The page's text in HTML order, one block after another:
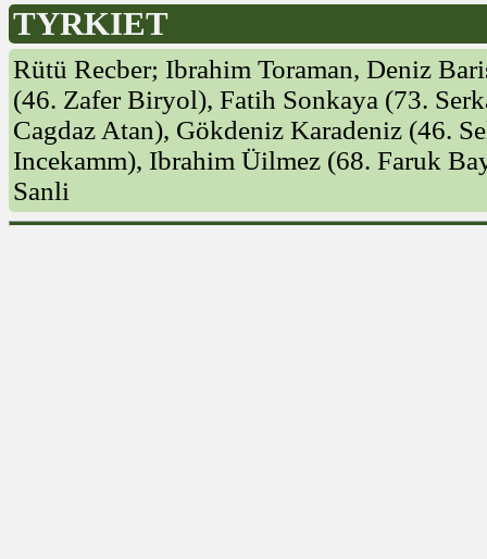
TYRKIET
Rütü Recber; Ibrahim Toraman, Deniz
(46. Zafer Biryol), Fatih Sonkaya (73.
Cagdaz Atan), Gökdeniz Karadeniz (46.
Incekamm), Ibrahim Üilmez (68. Faruk
Sanli